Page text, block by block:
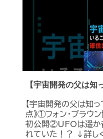
【宇宙開発の父は知
【宇宙開発の父は知
点》①フォン・ブラウ
初公開②UFOは遥か
れていた！？ ↓詳し